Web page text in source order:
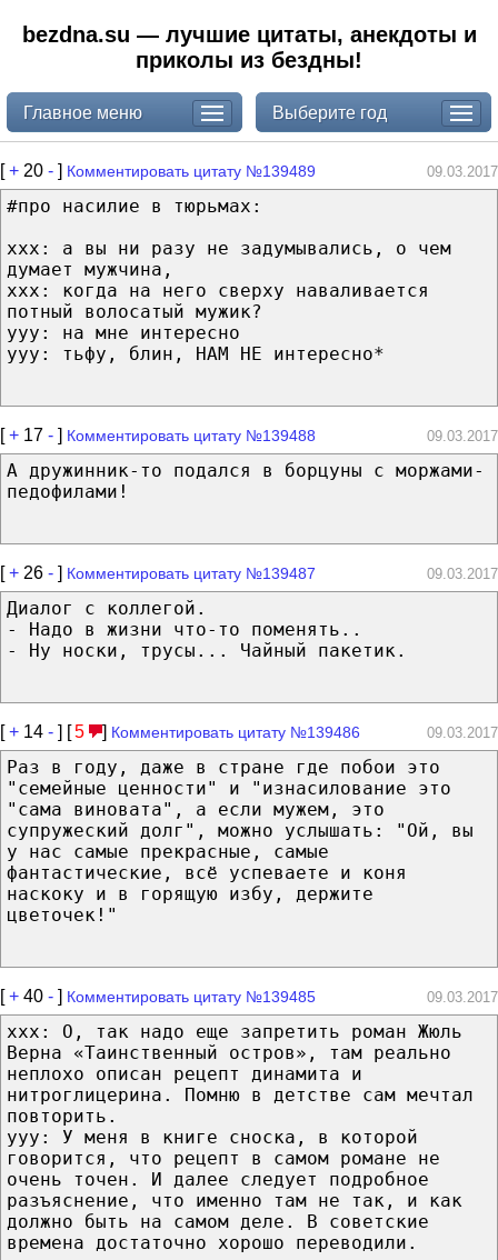
bezdna.su — лучшие цитаты, анекдоты и
приколы из бездны!
Главное меню Выберите год
[+ 20 - ] Комментировать цитату №139489 09.03.2017
#про насилие в тюрьмах:
ххх: а вы ни разу не задумывались, о чем
думает мужчина,
ххх: когда на него сверху наваливается
потный волосатый мужик?
ууу: на мне интересно
ууу: тьфу, блин, НАМ НЕ интересно*
[+ 17 - ] Комментировать цитату №139488 09.03.2017
А дружинник-то подался в борцуны с моржами-
педофилами!
[+ 26 - ] Комментировать цитату №139487 09.03.2017
Диалог с коллегой.
- Надо в жизни что-то поменять..
- Ну носки, трусы... Чайный пакетик.
[+ 14 - ] [5 ] Комментировать цитату №139486 09.03.2017
Раз в году, даже в стране где побои это
"семейные ценности" и "изнасилование это
"сама виновата", а если мужем, это
супружеский долг", можно услышать: "Ой, вы
у нас самые прекрасные, самые
фантастические, всё успеваете и коня
наскоку и в горящую избу, держите
цветочек!"
[+ 40 - ] Комментировать цитату №139485 09.03.2017
xxx: О, так надо еще запретить роман Жюль
Верна «Таинственный остров», там реально
неплохо описан рецепт динамита и
нитроглицерина. Помню в детстве сам мечтал
повторить.
yyy: У меня в книге сноска, в которой
говорится, что рецепт в самом романе не
очень точен. И далее следует подробное
разъяснение, что именно там не так, и как
должно быть на самом деле. В советские
времена достаточно хорошо переводили.